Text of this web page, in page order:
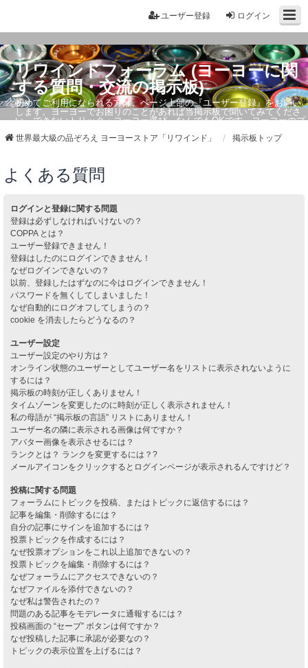
ログイン
ユーザー登録
リワインドフォーラム (ヨーヨーに関
する質問・交流の掲示板)
初めてご利用になられる方は、ページ上部の『ユーザー登録』をお願い
します。ヨーヨーでお困りのことがあれば当掲示板で聞いてみてくださ
い。できないトリック・ヨーヨー選び、なんでもOKです。ヨーヨーのプ
世界最大級の品ぞろえ ヨーヨーストア「リワインド」 掲示板トップ
よくある質問
ログインと登録に関する問題
登録は必ずしなければいけないの？
COPPA とは？
ユーザー登録できません！
登録はしたのにログインできません！
なぜログインできないの？
以前、登録したはずなのに今はログインできません！
パスワードを無くしてしまいました！
なぜ自動的にログオフしてしまうの？
cookie を消去したらどうなるの？
ユーザー設定
ユーザー設定のやり方は？
オンライン状態のユーザーとしてユーザー名をリストに表示されないように
するには？
掲示板の時刻が正しくありません！
タイムゾーンを変更したのに時刻が正しく表示されません！
私の母語が “掲示板の言語” リストにありません！
ユーザー名の隣に表示される画像は何ですか？
アバター画像を表示させるには？
ランクとは？ ランクを変更するには？?
メールアイコンをクリックするとログインページが表示されるんですけど？
投稿に関する問題
フォーラムにトピックを投稿、またはトピックに返信するには？
記事を編集・削除するには？
自分の記事にサインを追加するには？
投票トピックを作成するには？
なぜ投票オプションをこれ以上追加できないの？
投票トピックを編集・削除するには？
なぜフォーラムにアクセスできないの？
なぜファイルを添付できないの？
なぜ私は警告されたの？
問題のある記事をモデレータに通報するには？
投稿画面の “セーブ” ボタンは何ですか？
なぜ投稿した記事に承認が必要なの？
トピックの表示位置を上げるには？